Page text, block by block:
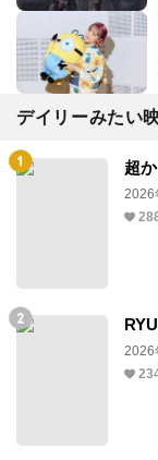
デイリーみたい
超
2026
2026